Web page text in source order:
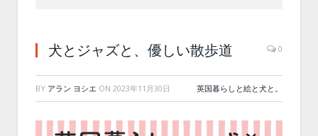
犬とジャズと、優しい散歩道 0
BY アラン ヨシエ ON 2023年11月30日 英国暮らしと絵と犬と。